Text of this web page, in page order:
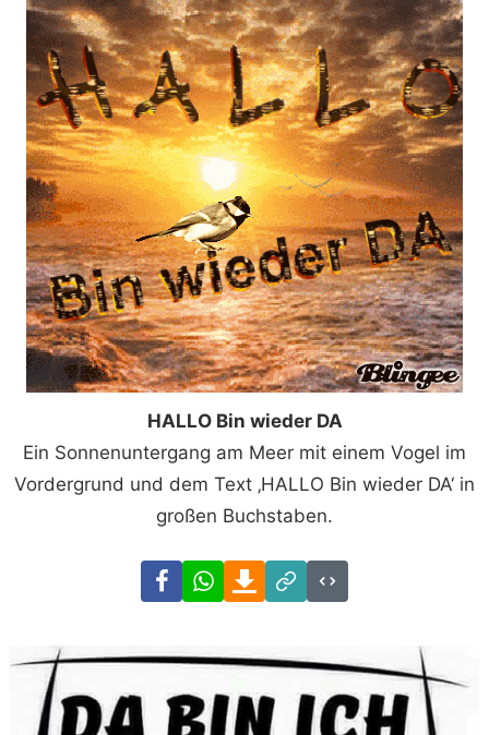
HALLO Bin wieder DA
Ein Sonnenuntergang am Meer mit einem Vogel im
Vordergrund und dem Text ‚HALLO Bin wieder DA‘ in
großen Buchstaben.
FacebookWhatsAppDownload
Link
Code